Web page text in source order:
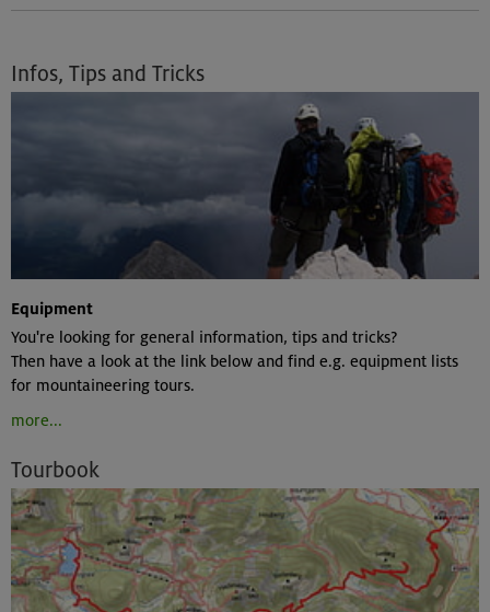
Infos, Tips and Tricks
Equipment
You're looking for general information, tips and tricks?
Then have a look at the link below and find e.g. equipment lists
for mountaineering tours.
more...
Tourbook